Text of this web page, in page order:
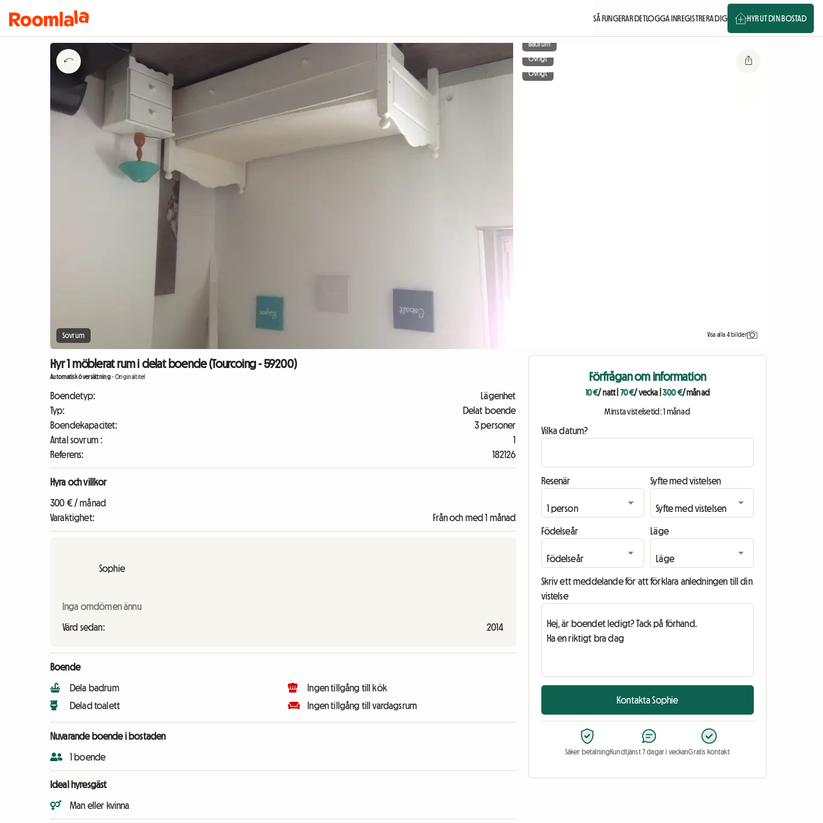
SÅ FUNGERAR DETLOGGA INREGISTRERA DIG HYR UT DIN BOSTAD
Sovrum
Badrum
Övrigt
Övrigt
Visa alla 4 bilder
Hyr 1 möblerat rum i delat boende (Tourcoing - 59200)
Automatisk översättning-Originaltitel
Boendetyp:
Lägenhet
Typ:
Delat boende
Boendekapacitet:
3 personer
Antal sovrum :
1
Referens:
182126
Hyra och villkor
300 € / månad
Varaktighet:
Från och med 1 månad
Sophie
Inga omdömen ännu
Värd sedan: 2014
Boende
Dela badrum
Delad toalett
Ingen tillgång till kök
Ingen tillgång till vardagsrum
Nuvarande boende i bostaden
1 boende
Ideal hyresgäst
Man eller kvinna
Förfrågan om information
10 €/ natt| 70 €/ vecka 300 €/ månad
Minsta vistelsetid: 1 månad
Vilka datum?
Resenär Syfte med vistelsen
Födelseår Läge
Skriv ett meddelande för att förklara anledningen till din
vistelse
Kontakta Sophie
Säker betalningKundtjänst 7 dagar i veckanGratis kontakt